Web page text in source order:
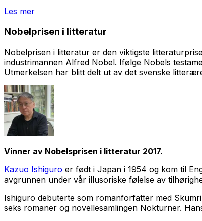
Les mer
Nobelprisen i litteratur
Nobelprisen i litteratur er den viktigste
industrimannen Alfred Nobel. Ifølge Nobels
Utmerkelsen har blitt delt ut av det svenske
Vinner av Nobelsprisen i litteratur 2017.
Kazuo Ishiguro er født i Japan i 1954 og kom til
avgrunnen under vår illusoriske følelse av
Ishiguro debuterte som romanforfatter med
seks romaner og novellesamlingen Nokturner.